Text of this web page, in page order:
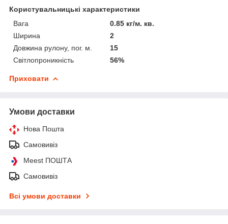
Користувальницькі характеристики
Вага
0.85 кг/м. кв.
Ширина
2
Довжина рулону, пог. м.
15
Світлопроникність
56%
Приховати
Умови доставки
Нова Пошта
Самовивіз
Meest ПОШТА
Самовивіз
Всі умови доставки